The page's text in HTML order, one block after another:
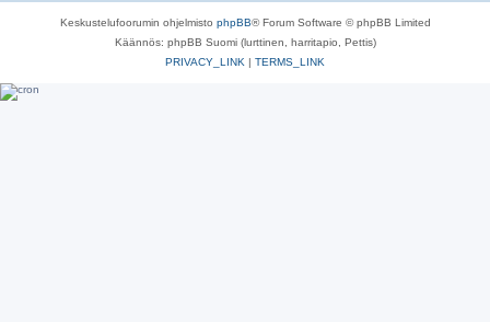
Keskustelufoorumin ohjelmisto phpBB® Forum Software © phpBB Limited
Käännös: phpBB Suomi (lurttinen, harritapio, Pettis)
PRIVACY_LINK | TERMS_LINK